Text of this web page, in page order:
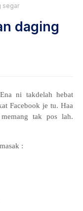
segar
daging
ni takdelah hebat
Facebook je tu. Haa
tak pos lah.
: